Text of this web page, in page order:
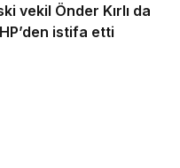
vekil Önder Kırlı da
istifa etti